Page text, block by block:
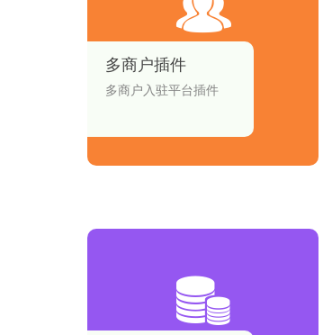
多商户插件
多商户入驻平台插件